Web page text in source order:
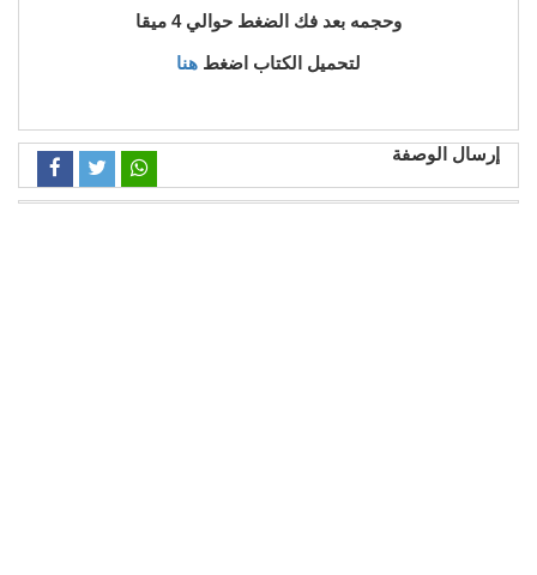
وحجمه بعد فك الضغط حوالي 4 ميقا
لتحميل الكتاب اضغط هنا
إرسال الوصفة